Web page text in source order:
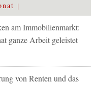
am Immobilienmarkt:
ganze Arbeit geleistet
von Renten und das